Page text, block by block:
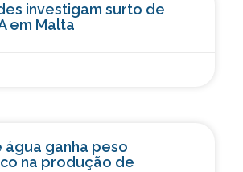
investigam surto de
em Malta
água ganha peso
na produção de